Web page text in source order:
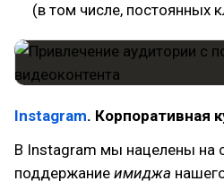
(в том числе, постоянных
Instagram. Корпоративная
В Instagram мы нацелены на
поддержание имиджа